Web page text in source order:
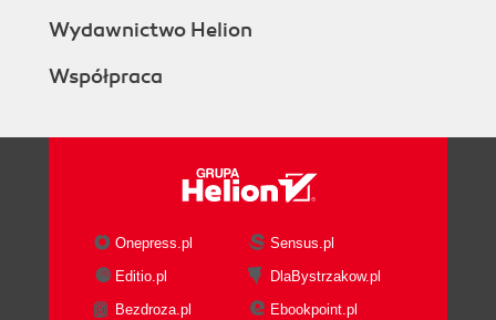
Wydawnictwo Helion
Współpraca
Onepress.pl
Sensus.pl
Editio.pl
DlaBystrzakow.pl
Bezdroza.pl
Ebookpoint.pl